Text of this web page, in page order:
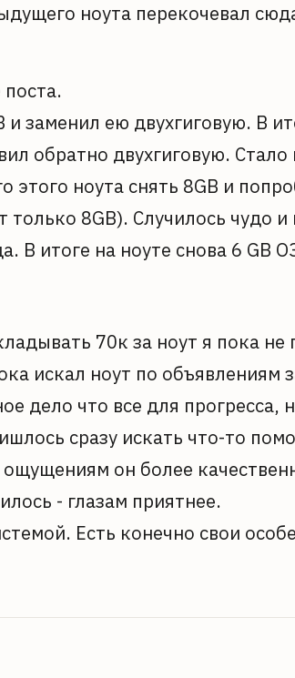
ноута перекочевал
заменил ею двухгиговую. В
обратно двухгиговую. Стало
ноута снять 8GB и
8GB). Случилось чудо
В итоге на ноуте снова 6 GB
70к за ноут я пока не
искал ноут по объявлениям
дело что все для прогресса,
сразу искать что-то
он более
- глазам приятнее.
Есть конечно свои